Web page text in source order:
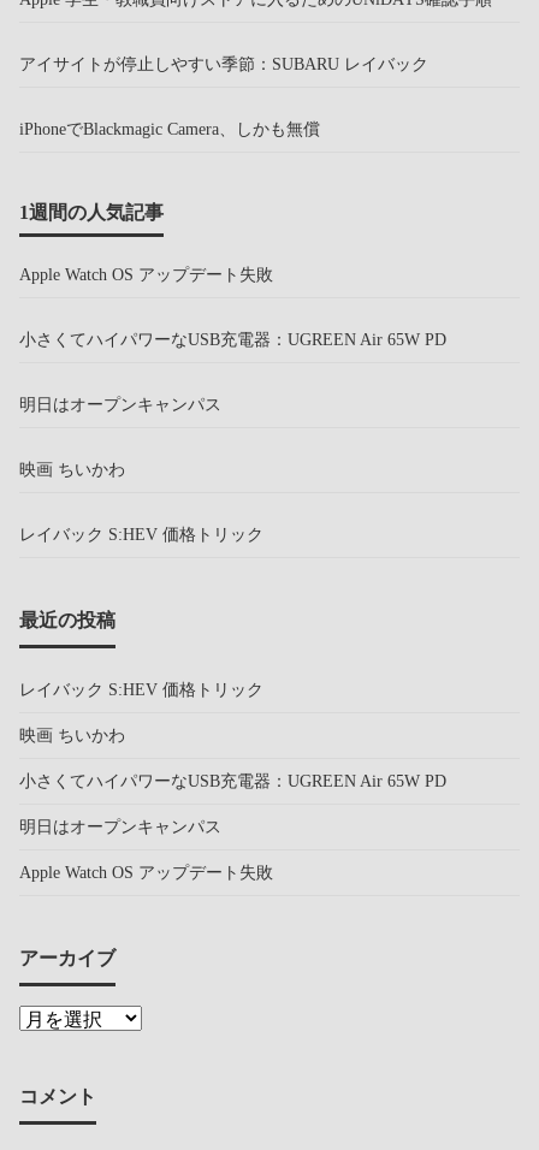
アイサイトが停止しやすい季節：SUBARU レイバック
iPhoneでBlackmagic Camera、しかも無償
1週間の人気記事
Apple Watch OS アップデート失敗
小さくてハイパワーなUSB充電器：UGREEN Air 65W PD
明日はオープンキャンパス
映画 ちいかわ
レイバック S:HEV 価格トリック
最近の投稿
レイバック S:HEV 価格トリック
映画 ちいかわ
小さくてハイパワーなUSB充電器：UGREEN Air 65W PD
明日はオープンキャンパス
Apple Watch OS アップデート失敗
アーカイブ
コメント